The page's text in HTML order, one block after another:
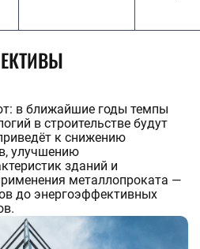
в ближайшие годы темпы
в строительстве будут
к снижению
улучшению
зданий и
металлопроката —
до энергоэффективных